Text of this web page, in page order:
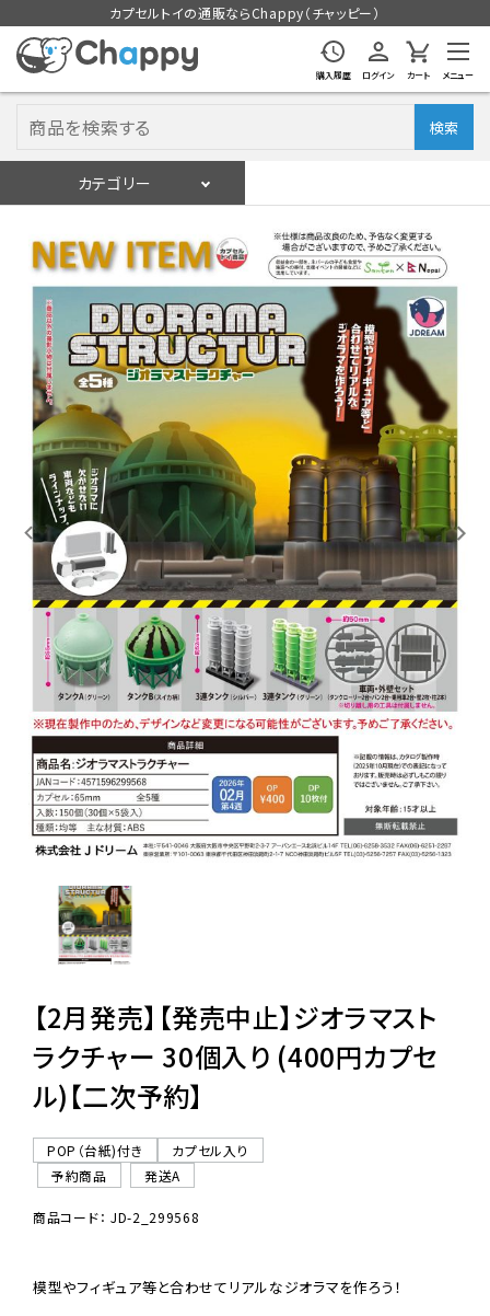
カプセルトイの通販ならChappy（チャッピー）
購入履歴 ログイン カート メニュー
検索
カテゴリー
ログイン 会員登録
入荷スケジュールをチェック
カプセルトイマシン本体
カプセルトイ
販促用空カプセル
レンタル
景品・玩具・文具
販促用カプセルトイ
よくあるご質問
ご利用ガイド
06-6282-7659
【2月発売】【発売中止】ジオラマスト
ラクチャー 30個入り (400円カプセ
ル)【二次予約】
POP（台紙)付き
カプセル入り
予約商品
発送A
商品コード： JD-2_299568
模型やフィギュア等と合わせてリアルなジオラマを作ろう！